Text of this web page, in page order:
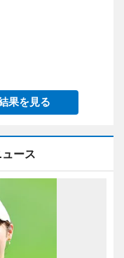
果を見る
ース